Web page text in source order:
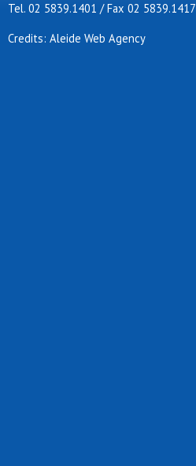
Tel. 02 5839.1401 / Fax 02 5839.1417
Credits: Aleide Web Agency